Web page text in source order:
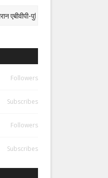
पुलिस विवाद में कैंट थाना प्रभारी निलंबित
Followers
Subscribes
Followers
Subscribes